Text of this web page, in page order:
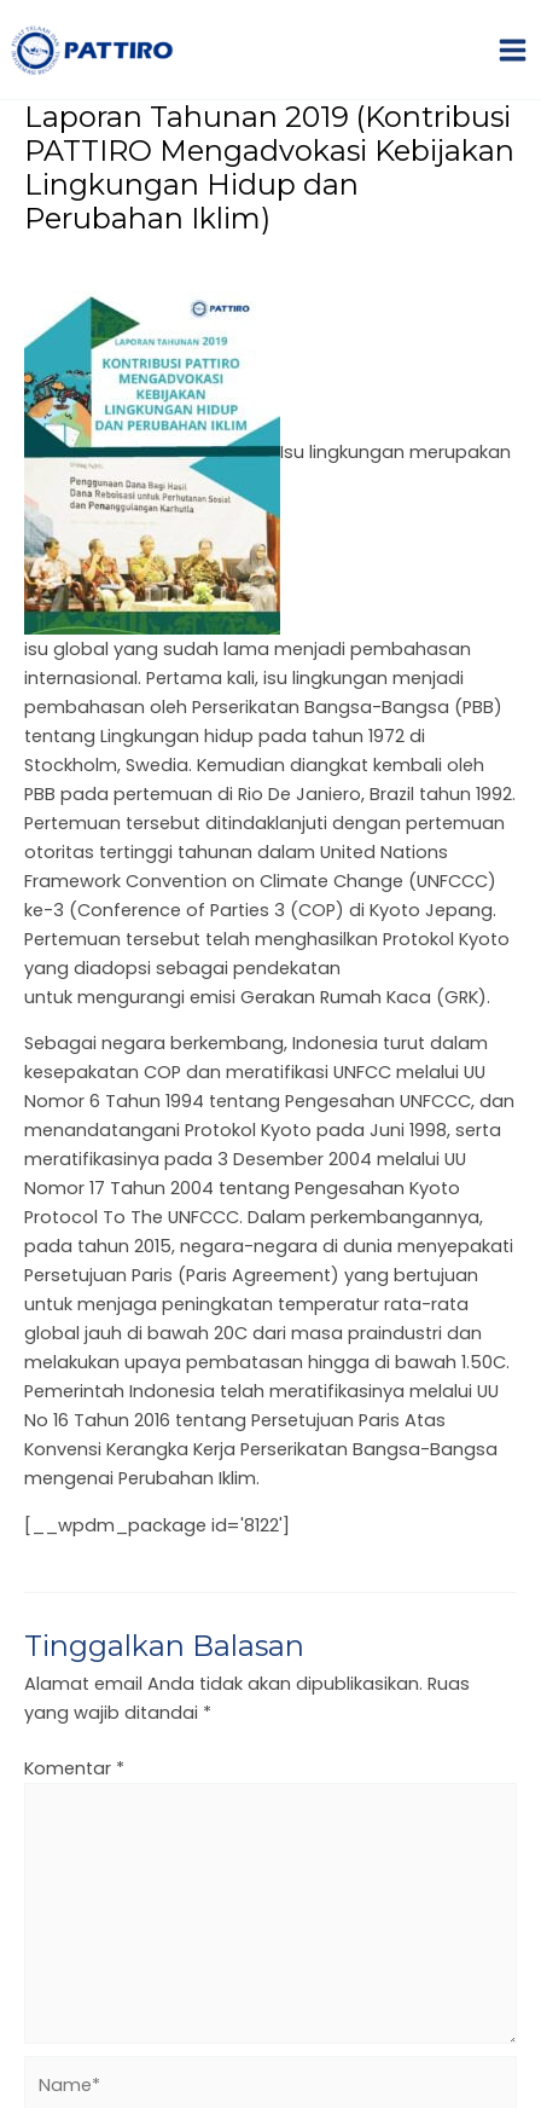
ke
konten
Laporan Tahunan 2019 (Kontribusi
PATTIRO Mengadvokasi Kebijakan
Lingkungan Hidup dan
Perubahan Iklim)
Isu lingkungan merupakan
isu global yang sudah lama menjadi pembahasan
internasional. Pertama kali, isu lingkungan menjadi
pembahasan oleh Perserikatan Bangsa-Bangsa (PBB)
tentang Lingkungan hidup pada tahun 1972 di
Stockholm, Swedia. Kemudian diangkat kembali oleh
PBB pada pertemuan di Rio De Janiero, Brazil tahun 1992.
Pertemuan tersebut ditindaklanjuti dengan pertemuan
otoritas tertinggi tahunan dalam United Nations
Framework Convention on Climate Change (UNFCCC)
ke-3 (Conference of Parties 3 (COP) di Kyoto Jepang.
Pertemuan tersebut telah menghasilkan Protokol Kyoto
yang diadopsi sebagai pendekatan
untuk mengurangi emisi Gerakan Rumah Kaca (GRK).
Sebagai negara berkembang, Indonesia turut dalam
kesepakatan COP dan meratifikasi UNFCC melalui UU
Nomor 6 Tahun 1994 tentang Pengesahan UNFCCC, dan
menandatangani Protokol Kyoto pada Juni 1998, serta
meratifikasinya pada 3 Desember 2004 melalui UU
Nomor 17 Tahun 2004 tentang Pengesahan Kyoto
Protocol To The UNFCCC. Dalam perkembangannya,
pada tahun 2015, negara-negara di dunia menyepakati
Persetujuan Paris (Paris Agreement) yang bertujuan
untuk menjaga peningkatan temperatur rata-rata
global jauh di bawah 20C dari masa praindustri dan
melakukan upaya pembatasan hingga di bawah 1.50C.
Pemerintah Indonesia telah meratifikasinya melalui UU
No 16 Tahun 2016 tentang Persetujuan Paris Atas
Konvensi Kerangka Kerja Perserikatan Bangsa-Bangsa
mengenai Perubahan Iklim.
[__wpdm_package id='8122']
Tinggalkan Balasan
Alamat email Anda tidak akan dipublikasikan. Ruas
yang wajib ditandai *
Komentar *
Web